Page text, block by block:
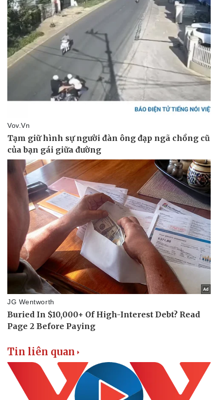
Doanh nghiệp
Thông tin doanh nghiệp
Doanh nghiệp 24h
Doanh nhân
Công nghệ
Sành điệu
Tin Công nghệ
Trải nghiệm
Tin liên quan